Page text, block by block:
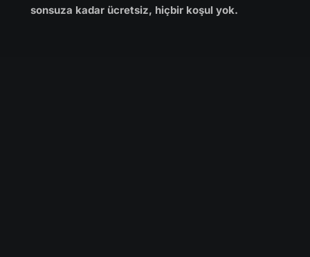
sonsuza kadar ücretsiz, hiçbir koşul yok.